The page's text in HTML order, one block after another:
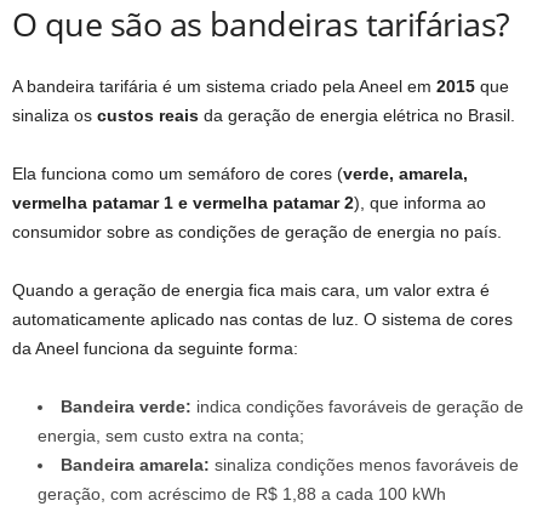
O que são as bandeiras tarifárias?
A bandeira tarifária é um sistema criado pela Aneel em 2015 que
sinaliza os custos reais da geração de energia elétrica no Brasil.
Ela funciona como um semáforo de cores (verde, amarela,
vermelha patamar 1 e vermelha patamar 2), que informa ao
consumidor sobre as condições de geração de energia no país.
Quando a geração de energia fica mais cara, um valor extra é
automaticamente aplicado nas contas de luz. O sistema de cores
da Aneel funciona da seguinte forma:
Bandeira verde: indica condições favoráveis de geração de
energia, sem custo extra na conta;
Bandeira amarela: sinaliza condições menos favoráveis de
geração, com acréscimo de R$ 1,88 a cada 100 kWh